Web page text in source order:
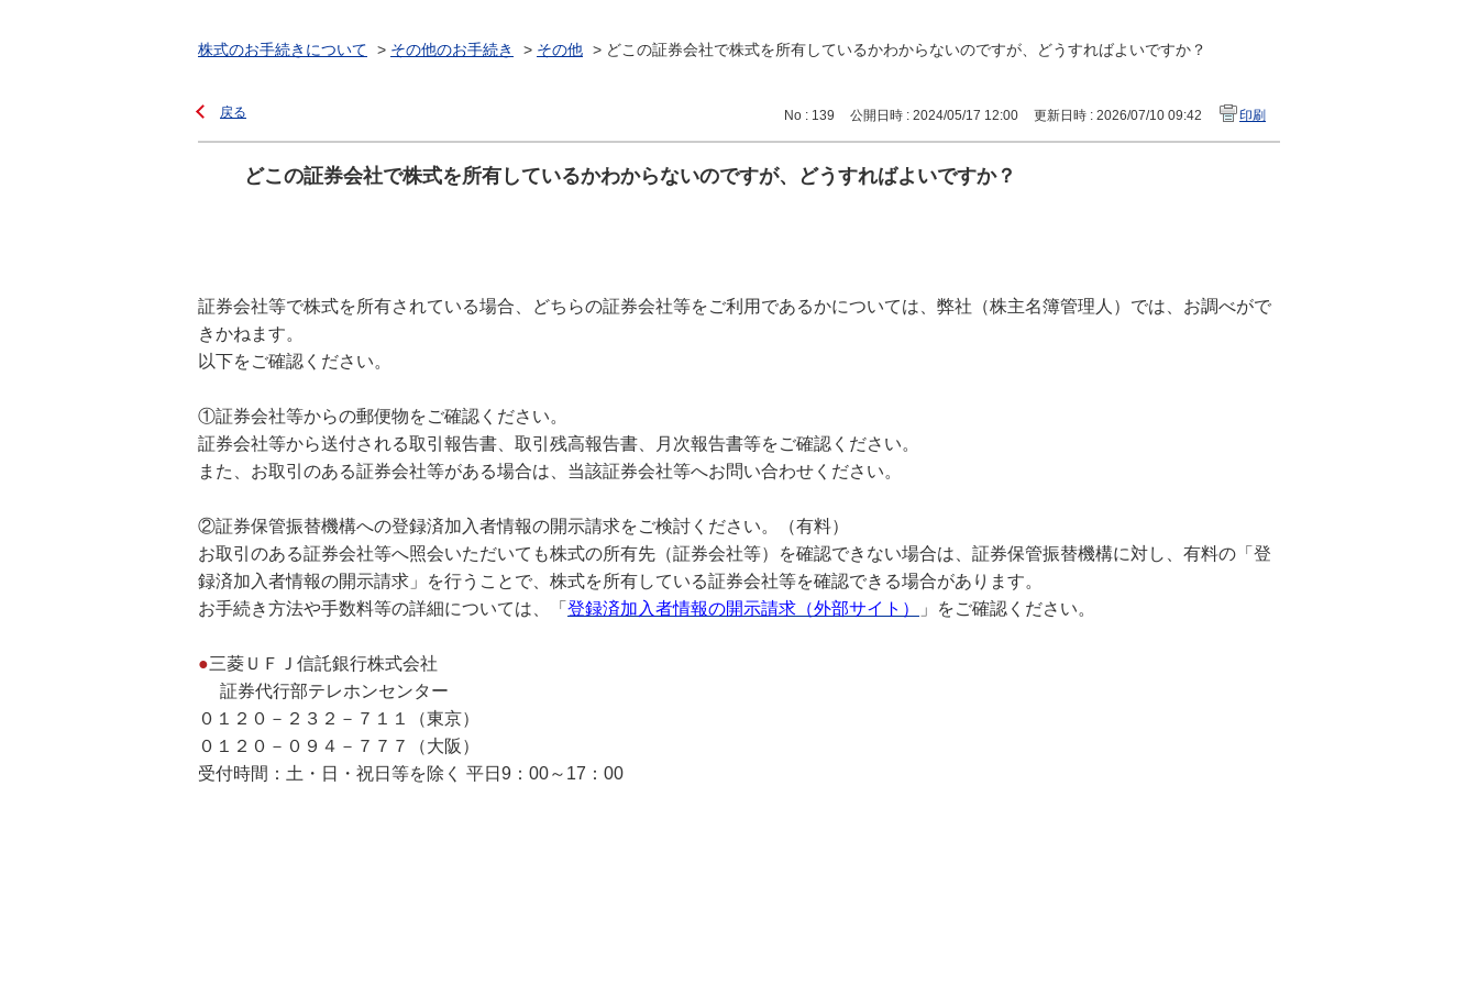
株式のお手続きについて > その他のお手続き > その他 > どこの証券会社で株式を所有しているかわからないのですが、どうすればよいですか？
戻る No : 139 公開日時 : 2024/05/17 12:00 更新日時 : 2026/07/10 09:42 印刷
どこの証券会社で株式を所有しているかわからないのですが、どうすればよいですか？
証券会社等で株式を所有されている場合、どちらの証券会社等をご利用であるかについては、弊社（株主名簿管理人）では、お調べがで
きかねます。
以下をご確認ください。
①証券会社等からの郵便物をご確認ください。
証券会社等から送付される取引報告書、取引残高報告書、月次報告書等をご確認ください。
また、お取引のある証券会社等がある場合は、当該証券会社等へお問い合わせください。
②証券保管振替機構への登録済加入者情報の開示請求をご検討ください。（有料）
お取引のある証券会社等へ照会いただいても株式の所有先（証券会社等）を確認できない場合は、証券保管振替機構に対し、有料の「登
録済加入者情報の開示請求」を行うことで、株式を所有している証券会社等を確認できる場合があります。
お手続き方法や手数料等の詳細については、「 登録済加入者情報の開示請求（外部サイト） 」をご確認ください。
●三菱ＵＦＪ信託銀行株式会社
証券代行部テレホンセンター
０１２０－２３２－７１１（東京）
０１２０－０９４－７７７（大阪）
受付時間：土・日・祝日等を除く 平日9：00～17：00